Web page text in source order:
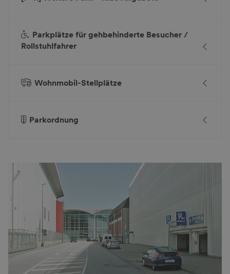
Parkplätze für gehbehinderte Besucher /
Rollstuhlfahrer
Wohnmobil-Stellplätze
Parkordnung